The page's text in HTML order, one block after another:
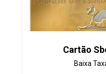
Cartão
Baixa